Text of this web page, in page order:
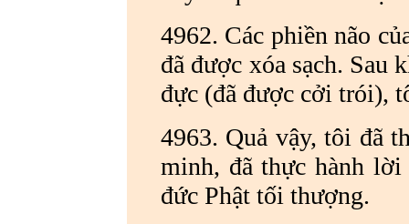
4962. Các phiền não
đã được xóa sạch. Sau
đực (đã được cởi trói),
4963. Quả vậy, tôi đã
minh, đã thực hành
đức Phật tối thượng.